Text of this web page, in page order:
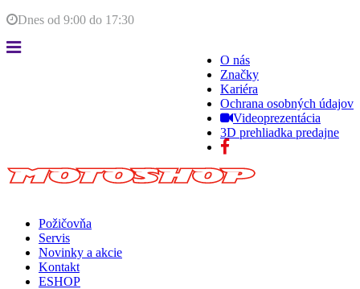
Dnes od 9:00 do 17:30
O nás
Značky
Kariéra
Ochrana osobných údajov
Videoprezentácia
3D prehliadka predajne
Požičovňa
Servis
Novinky a akcie
Kontakt
ESHOP